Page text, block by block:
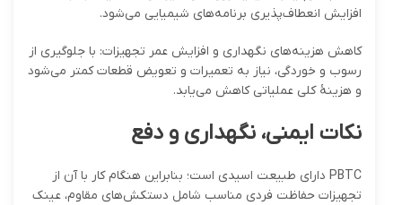
افزایش انعطاف‌پذیری برنامه‌های شیمیایی می‌شود.
کاهش هزینه‌های نگهداری و افزایش عمر تجهیزات: با جلوگیری از
رسوب و خوردگی، نیاز به تعمیرات و تعویض قطعات کمتر می‌شود
و هزینهٔ کلی عملیاتی کاهش می‌یابد.
نکات ایمنی، نگهداری و دفع
PBTC دارای طبیعت اسیدی است؛ بنابراین هنگام کار با آن از
تجهیزات حفاظت فردی مناسب شامل دستکش‌های مقاوم، عینک